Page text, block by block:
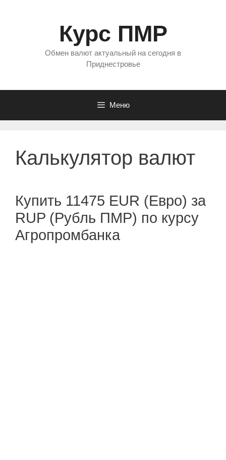
Курс ПМР
Обмен валют актуальный на сегодня в
Приднестровье
Меню
Калькулятор валют
Купить 11475 EUR (Евро) за
RUP (Рубль ПМР) по курсу
Агропромбанка